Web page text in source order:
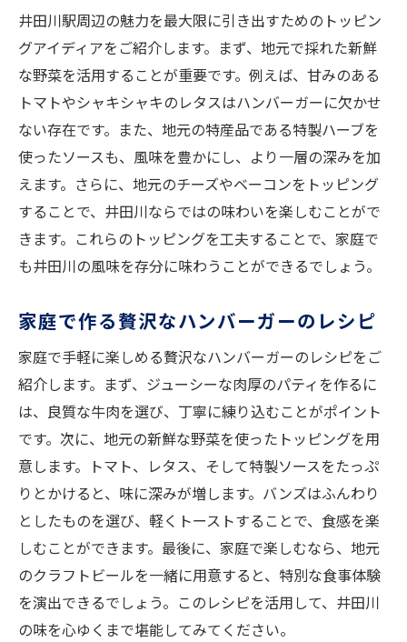
井田川駅周辺の魅力を最大限に引き出すためのトッピン
グアイディアをご紹介します。まず、地元で採れた新鮮
な野菜を活用することが重要です。例えば、甘みのある
トマトやシャキシャキのレタスはハンバーガーに欠かせ
ない存在です。また、地元の特産品である特製ハーブを
使ったソースも、風味を豊かにし、より一層の深みを加
えます。さらに、地元のチーズやベーコンをトッピング
することで、井田川ならではの味わいを楽しむことがで
きます。これらのトッピングを工夫することで、家庭で
も井田川の風味を存分に味わうことができるでしょう。
家庭で作る贅沢なハンバーガーのレシピ
家庭で手軽に楽しめる贅沢なハンバーガーのレシピをご
紹介します。まず、ジューシーな肉厚のパティを作るに
は、良質な牛肉を選び、丁寧に練り込むことがポイント
です。次に、地元の新鮮な野菜を使ったトッピングを用
意します。トマト、レタス、そして特製ソースをたっぷ
りとかけると、味に深みが増します。バンズはふんわり
としたものを選び、軽くトーストすることで、食感を楽
しむことができます。最後に、家庭で楽しむなら、地元
のクラフトビールを一緒に用意すると、特別な食事体験
を演出できるでしょう。このレシピを活用して、井田川
の味を心ゆくまで堪能してみてください。